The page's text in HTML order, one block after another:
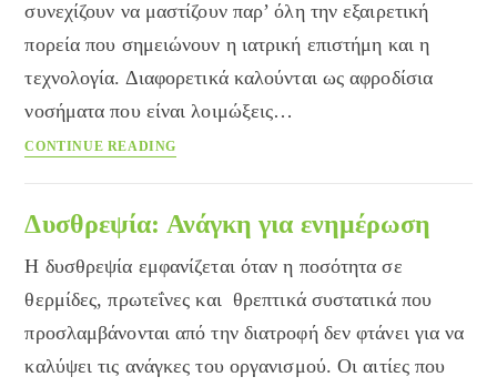
συνεχίζουν να μαστίζουν παρ’ όλη την εξαιρετική
πορεία που σημειώνουν η ιατρική επιστήμη και η
τεχνολογία. Διαφορετικά καλούνται ως αφροδίσια
νοσήματα που είναι λοιμώξεις…
CONTINUE READING
Δυσθρεψία: Ανάγκη για ενημέρωση
Η δυσθρεψία εμφανίζεται όταν η ποσότητα σε
θερμίδες, πρωτεΐνες και θρεπτικά συστατικά που
προσλαμβάνονται από την διατροφή δεν φτάνει για να
καλύψει τις ανάγκες του οργανισμού. Οι αιτίες που